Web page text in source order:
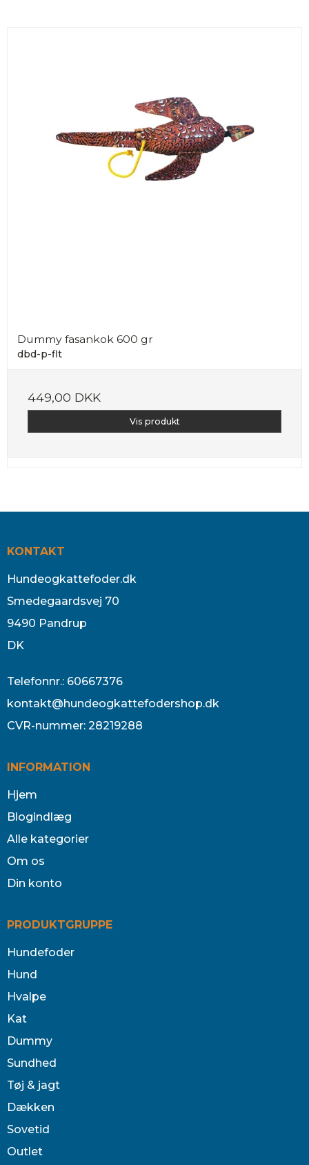
Dummy fasankok 600 gr
dbd-p-flt
449,00 DKK
Vis produkt
KONTAKT
Hundeogkattefoder.dk
Smedegaardsvej 70
9490 Pandrup
DK
Telefonnr.: 60667376
kontakt@hundeogkattefodershop.dk
CVR-nummer: 28219288
INFORMATION
Hjem
Blogindlæg
Alle kategorier
Om os
Din konto
PRODUKTGRUPPE
Hundefoder
Hund
Hvalpe
Kat
Dummy
Sundhed
Tøj & jagt
Dækken
Sovetid
Outlet